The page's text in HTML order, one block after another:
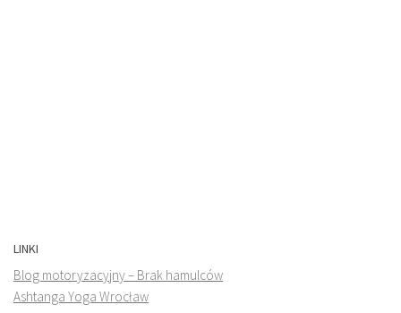
LINKI
Blog motoryzacyjny – Brak hamulców
Ashtanga Yoga Wrocław